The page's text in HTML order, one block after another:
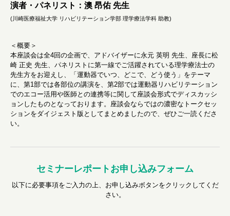
演者・パネリスト：澳 昂佑 先生
(川崎医療福祉大学 リハビリテーション学部 理学療法学科 助教)
＜概要＞
本座談会は全4回の企画で、アドバイザーに永元 英明 先生、座長に松
崎 正史 先生、パネリストに第一線でご活躍されている理学療法士の
先生方をお迎えし、「運動器でいつ、どこで、どう使う」をテーマ
に、第1部では各部位の講演を、第2部では運動器リハビリテーション
でのエコー活用や医師との連携等に関して座談会形式でディスカッシ
ョンしたものとなっております。座談会ならではの濃密なトークセッ
ションをダイジェスト版としてまとめましたので、ぜひご一読くださ
い。
セミナーレポートお申し込みフォーム
以下に必要事項をご入力の上、お申し込みボタンをクリックしてくだ
さい。